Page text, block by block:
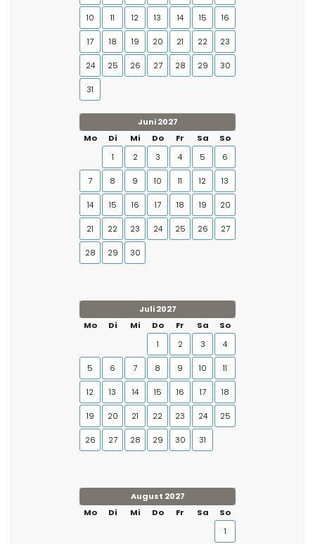
10 11 12 13 14 15 16
17 18 19 20 21 22 23
24 25 26 27 28 29 30
31
Juni 2027
Mo
Di Mi Do Fr Sa
So
1
2 3 4 5 6
7 8 9 10 11 12 13
14 15 16 17 18 19 20
21 22 23 24 25 26 27
28 29 30
Juli 2027
Mo
Di Mi Do Fr Sa
So
1
2 3 4
5 6 7 8 9 10 11
12 13 14 15 16 17 18
19 20 21 22 23 24 25
26 27 28 29 30 31
August 2027
Mo
Di Mi Do Fr Sa
So
1